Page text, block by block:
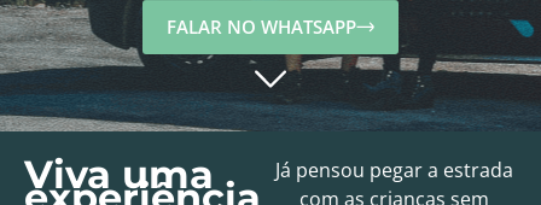
FALAR NO WHATSAPP
Viva uma
Já pensou pegar a estrada
com as crianças sem